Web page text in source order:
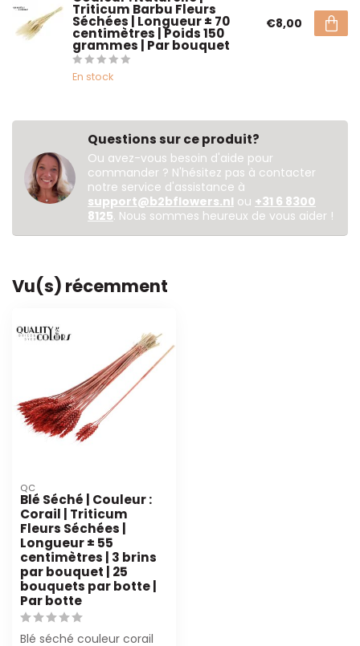
Triticum Barbu Fleurs
Séchées | Longueur ± 70
centimètres | Poids 150
grammes | Par bouquet
En stock
€8,00
Questions sur ce produit?
Ou avez-vous besoin d'aide pour
commander ? N'hésitez pas à contacter
notre service d'assistance à
support@b2bflowers.nl ou +31 6 8300
8125. Nous sommes heureux de vous aider !
Vu(s) récemment
QC
Blé Séché | Couleur :
Corail | Triticum
Fleurs Séchées |
Longueur ± 55
centimètres | 3 brins
par bouquet | 25
bouquets par botte |
Par botte
Blé séché couleur corail